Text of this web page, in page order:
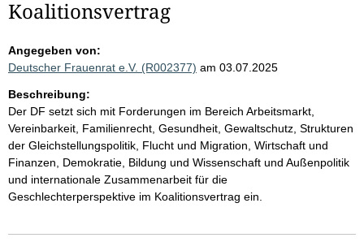
Koalitionsvertrag
Angegeben von:
Deutscher Frauenrat e.V. (R002377) am 03.07.2025
Beschreibung:
Der DF setzt sich mit Forderungen im Bereich Arbeitsmarkt,
Vereinbarkeit, Familienrecht, Gesundheit, Gewaltschutz, Strukturen
der Gleichstellungspolitik, Flucht und Migration, Wirtschaft und
Finanzen, Demokratie, Bildung und Wissenschaft und Außenpolitik
und internationale Zusammenarbeit für die
Geschlechterperspektive im Koalitionsvertrag ein.